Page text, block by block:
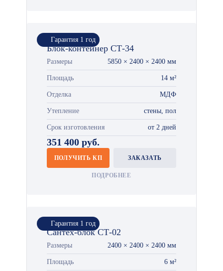
Гарантия 1 год
Блок-контейнер СТ-34
Размеры 5850 × 2400 × 2400 мм
Площадь 14 м²
Отделка МДФ
Утепление стены, пол
Срок изготовления от 2 дней
351 400 руб.
ПОЛУЧИТЬ КП ЗАКАЗАТЬ
ПОДРОБНЕЕ
Гарантия 1 год
Сантех-блок СТ-02
Размеры 2400 × 2400 × 2400 мм
Площадь 6 м²